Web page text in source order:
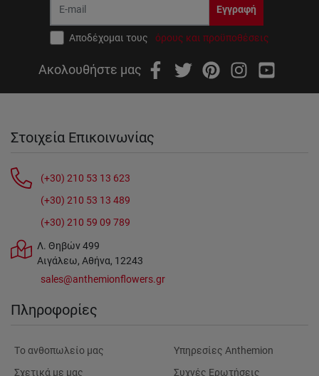
Εγγραφή
Αποδέχομαι τους όρους και προϋποθέσεις
Ακολουθήστε μας
Στοιχεία Επικοινωνίας
(+30) 210 53 13 623
(+30) 210 53 13 489
(+30) 210 59 09 789
Λ. Θηβών 499
Αιγάλεω, Αθήνα, 12243
sales@anthemionflowers.gr
Πληροφορίες
Tο ανθοπωλείο μας
Σχετικά με μας
Υπηρεσίες Anthemion
Συχνές Ερωτήσεις